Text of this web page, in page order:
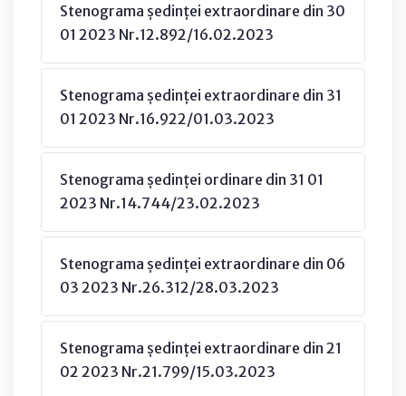
Stenograma ședinței extraordinare din 30
01 2023 Nr.12.892/16.02.2023
Stenograma ședinței extraordinare din 31
01 2023 Nr.16.922/01.03.2023
Stenograma ședinței ordinare din 31 01
2023 Nr.14.744/23.02.2023
Stenograma ședinței extraordinare din 06
03 2023 Nr.26.312/28.03.2023
Stenograma ședinței extraordinare din 21
02 2023 Nr.21.799/15.03.2023